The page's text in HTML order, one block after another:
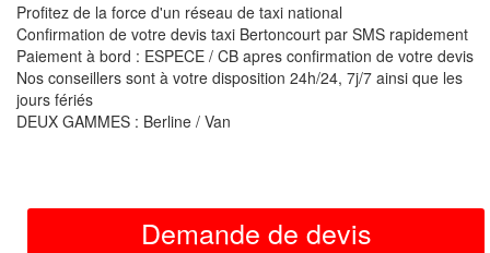
Profitez de la force d'un réseau de taxi national
Confirmation de votre devis taxi Bertoncourt par SMS rapidement
Paiement à bord : ESPECE / CB apres confirmation de votre devis
Nos conseillers sont à votre disposition 24h/24, 7j/7 ainsi que les
jours fériés
DEUX GAMMES : Berline / Van
Demande de devis